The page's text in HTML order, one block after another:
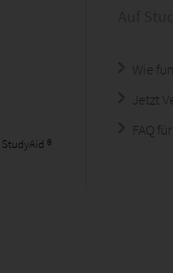
®
Wie
Jetzt
FAQ